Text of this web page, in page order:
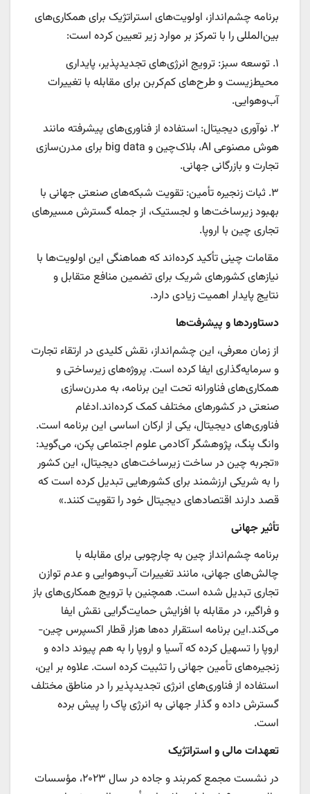
برنامه چشم‌انداز، اولویت‌های استراتژیک برای همکاری‌های
بین‌المللی را با تمرکز بر موارد زیر تعیین کرده است:
۱. توسعه سبز: ترویج انرژی‌های تجدیدپذیر، پایداری
محیط‌زیست و طرح‌های کم‌کربن برای مقابله با تغییرات
آب‌وهوایی.
۲. نوآوری دیجیتال: استفاده از فناوری‌های پیشرفته مانند
هوش مصنوعی AI، بلاک‌چین و big data برای مدرن‌سازی
تجارت و بازرگانی جهانی.
۳. ثبات زنجیره تأمین: تقویت شبکه‌های صنعتی جهانی با
بهبود زیرساخت‌ها و لجستیک، از جمله گسترش مسیرهای
تجاری چین با اروپا.
مقامات چینی تأکید کرده‌اند که هماهنگی این اولویت‌ها با
نیازهای کشورهای شریک برای تضمین منافع متقابل و
نتایج پایدار اهمیت زیادی دارد.
دستاوردها و پیشرفت‌ها
از زمان معرفی، این چشم‌انداز، نقش کلیدی در ارتقاء تجارت
و سرمایه‌گذاری ایفا کرده است. پروژه‌های زیرساختی و
همکاری‌های فناورانه تحت این برنامه، به مدرن‌سازی
صنعتی در کشورهای مختلف کمک کرده‌اند.ادغام
فناوری‌های دیجیتال، یکی از ارکان اساسی این برنامه است.
وانگ پنگ، پژوهشگر آکادمی علوم اجتماعی پکن، می‌گوید:
«تجربه چین در ساخت زیرساخت‌های دیجیتال، این کشور
را به شریکی ارزشمند برای کشورهایی تبدیل کرده است که
قصد دارند اقتصادهای دیجیتال خود را تقویت کنند.»
تأثیر جهانی
برنامه چشم‌انداز چین به چارچوبی برای مقابله با
چالش‌های جهانی، مانند تغییرات آب‌وهوایی و عدم توازن
تجاری تبدیل شده است. همچنین با ترویج همکاری‌های باز
و فراگیر، در مقابله با افزایش حمایت‌گرایی نقش ایفا
می‌کند.این برنامه استقرار ده‌ها هزار قطار اکسپرس چین-
اروپا را تسهیل کرده که آسیا و اروپا را به هم پیوند داده و
زنجیره‌های تأمین جهانی را تثبیت کرده است. علاوه بر این،
استفاده از فناوری‌های انرژی تجدیدپذیر را در مناطق مختلف
گسترش داده و گذار جهانی به انرژی پاک را پیش برده
است.
تعهدات مالی و استراتژیک
در نشست مجمع کمربند و جاده در سال ۲۰۲۳، مؤسسات